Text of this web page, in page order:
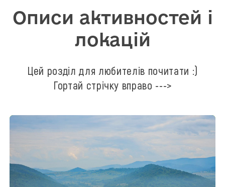
Описи активностей і
локацій
Цей розділ для любителів почитати :)
Гортай стрічку вправо --->